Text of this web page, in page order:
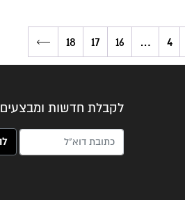
4
…
16
17
18
←
לקבלת חדשות ומבצעים
האימייל שלך (חובה)